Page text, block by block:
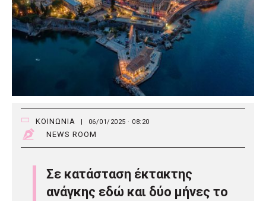
ΚΟΙΝΩΝΙΑ 06/01/2025 · 08:20
NEWS ROOM
Σε κατάσταση έκτακτης
ανάγκης εδώ και δύο μήνες το